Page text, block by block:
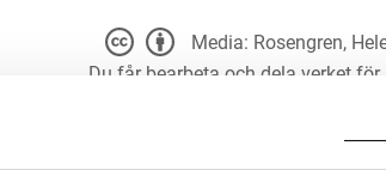
Media: Rosengren,
Du får bearbeta och dela verket
du anger